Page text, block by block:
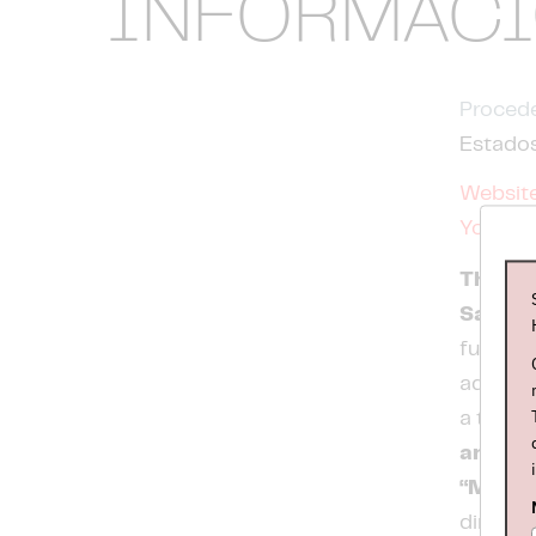
Youtube
The
Salas-
fueron
a
directo